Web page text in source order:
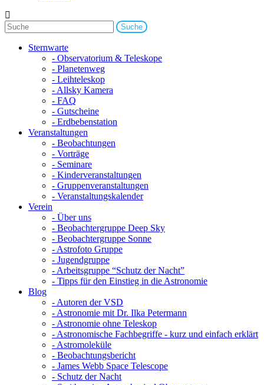
Sternwarte
- Observatorium & Teleskope
- Planetenweg
- Leihteleskop
- Allsky Kamera
- FAQ
- Gutscheine
- Erdbebenstation
Veranstaltungen
- Beobachtungen
- Vorträge
- Seminare
- Kinderveranstaltungen
- Gruppenveranstaltungen
- Veranstaltungskalender
Verein
- Über uns
- Beobachtergruppe Deep Sky
- Beobachtergruppe Sonne
- Astrofoto Gruppe
- Jugendgruppe
- Arbeitsgruppe “Schutz der Nacht”
- Tipps für den Einstieg in die Astronomie
Blog
- Autoren der VSD
- Astronomie mit Dr. Ilka Petermann
- Astronomie ohne Teleskop
- Astronomische Fachbegriffe - kurz und einfach erklärt
- Astromoleküle
- Beobachtungsbericht
- James Webb Space Telescope
- Schutz der Nacht